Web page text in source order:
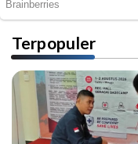
Terpopuler